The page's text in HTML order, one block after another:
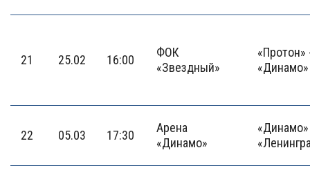
21 25.02 16:00
ФОК
«Звездный»
«Протон»
22 05.03 17:30
Арена
«Динамо»